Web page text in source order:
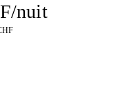
nuit